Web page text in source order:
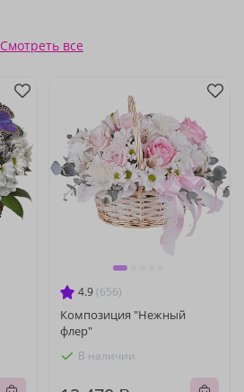
Смотреть все
4.9 (656)
Композиция "Нежный
флер"
В наличии